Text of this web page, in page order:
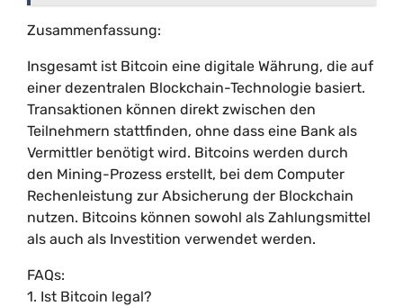
Zusammenfassung:
Insgesamt ist Bitcoin eine digitale Währung, die auf
einer dezentralen Blockchain-Technologie basiert.
Transaktionen können direkt zwischen den
Teilnehmern stattfinden, ohne dass eine Bank als
Vermittler benötigt wird. Bitcoins werden durch
den Mining-Prozess erstellt, bei dem Computer
Rechenleistung zur Absicherung der Blockchain
nutzen. Bitcoins können sowohl als Zahlungsmittel
als auch als Investition verwendet werden.
FAQs:
1. Ist Bitcoin legal?